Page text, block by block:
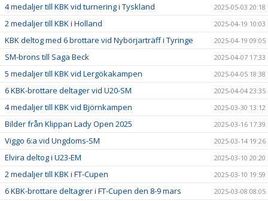
4 medaljer till KBK vid turnering i Tyskland 2025-05-03 20:18
2 medaljer till KBK i Holland 2025-04-19 10:03
KBK deltog med 6 brottare vid Nybörjarträff i Tyringe 2025-04-19 09:05
SM-brons till Saga Beck 2025-04-07 17:33
5 medaljer till KBK vid Lergökakampen 2025-04-05 18:38
6 KBK-brottare deltager vid U20-SM 2025-04-04 23:35
4 medaljer till KBK vid Björnkampen 2025-03-30 13:12
Bilder från Klippan Lady Open 2025 2025-03-16 17:39
Viggo 6:a vid Ungdoms-SM 2025-03-14 19:26
Elvira deltog i U23-EM 2025-03-10 20:20
2 medaljer till KBK i FT-Cupen 2025-03-10 19:59
6 KBK-brottare deltagrer i FT-Cupen den 8-9 mars 2025-03-08 08:05